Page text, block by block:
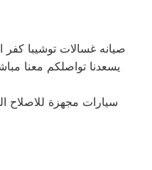
صيانه غسالات توشيبا
يسعدنا تواصلكم معنا
سيارات مجهزة للاصلاح